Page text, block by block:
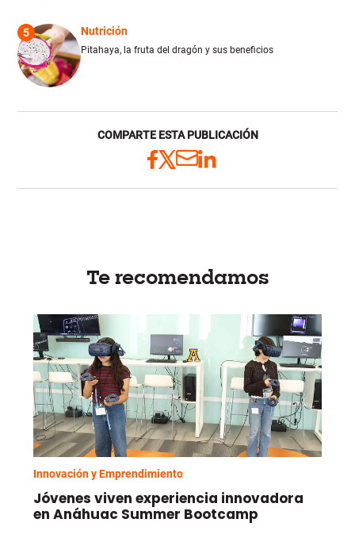
5 Nutrición
Pitahaya, la fruta del dragón y sus beneficios
COMPARTE ESTA PUBLICACIÓN
Te recomendamos
Innovación y Emprendimiento
Jóvenes viven experiencia innovadora
en Anáhuac Summer Bootcamp